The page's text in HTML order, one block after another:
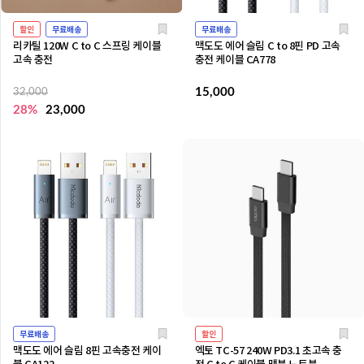
할인 무료배송
리카틸 120W C to C 스프링 케이블
고속 충전
32,000
28% 23,000
무료배송
맥도도 에어 슬림 C to 8핀 PD 고속
충전 케이블 CA778
15,000
무료배송
맥도도 에어 슬림 8핀 고속충전 케이
할인
엑토 TC-57 240W PD3.1 초고속 충